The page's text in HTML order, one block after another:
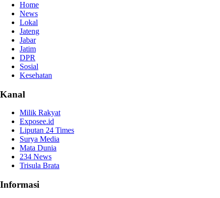
Home
News
Lokal
Jateng
Jabar
Jatim
DPR
Sosial
Kesehatan
Kanal
Milik Rakyat
Exposee.id
Liputan 24 Times
Surya Media
Mata Dunia
234 News
Trisula Brata
Informasi